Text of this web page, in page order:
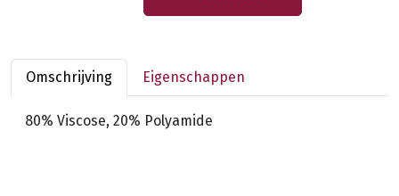
Omschrijving Eigenschappen
80% Viscose, 20% Polyamide